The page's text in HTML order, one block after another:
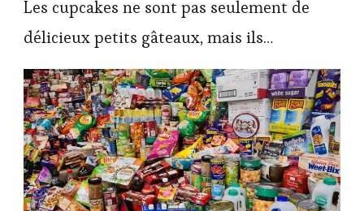
Les cupcakes ne sont pas seulement de
délicieux petits gâteaux, mais ils…